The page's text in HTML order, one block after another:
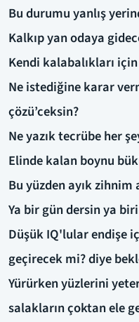
Bu durumu yanlış
Kalkıp yan odaya
Kendi kalabalıkları
Ne istediğine karar
çözü’ceksin?
Ne yazık tecrübe her
Elinde kalan boynu
Bu yüzden ayık zihnim
Ya bir gün dersin ya
Düşük IQ'lular endişe
geçirecek mi? diye
Yürürken yüzlerini
salakların çoktan ele